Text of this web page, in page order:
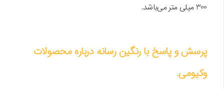
300 میلی متر می‌باشد.
پرسش و پاسخ با رنگین رسانه درباره محصولات
وکیومی.